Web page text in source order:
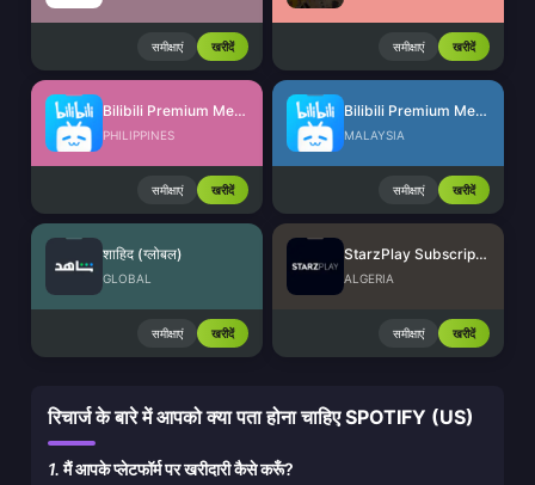
समीक्षाएं खरीदें समीक्षाएं खरीदें
Bilibili Premium Membership (PH)
PHILIPPINES
समीक्षाएं खरीदें
Bilibili Premium Membership (MY)
MALAYSIA
समीक्षाएं खरीदें
शाहिद (ग्लोबल)
GLOBAL
समीक्षाएं खरीदें
StarzPlay Subscription (DZ)
ALGERIA
समीक्षाएं खरीदें
रिचार्ज के बारे में आपको क्या पता होना चाहिए SPOTIFY (US)
1.मैं आपके प्लेटफॉर्म पर खरीदारी कैसे करूँ?